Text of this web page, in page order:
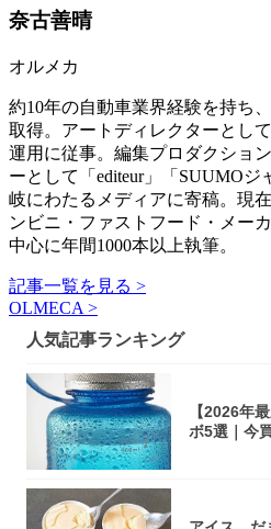
奈古善晴
オルメカ
約10年の自動車業界経験を持ち
取得。アートディレクターとし
運用に従事。編集プロダクショ
ーとして「editeur」「SUUMOジ
岐にわたるメディアに寄稿。現
ンビニ・ファストフード・メー
中心に年間1000本以上執筆。
記事一覧を見る >
OLMECA >
人気記事ランキング
【2026年
ボ5選｜今